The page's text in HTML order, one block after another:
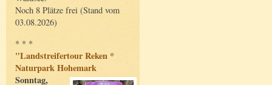
Noch 8 Plätze frei (Stand vom
03.08.2026)
* * *
"Landstreifertour Reken *
Naturpark Hohemark
Sonntag,